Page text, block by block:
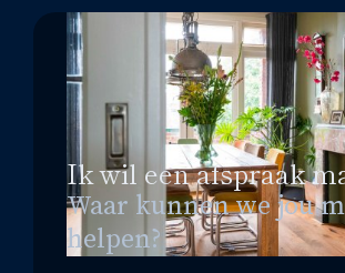
Ik wil een afspraak
Waar kunnen we jou
helpen?